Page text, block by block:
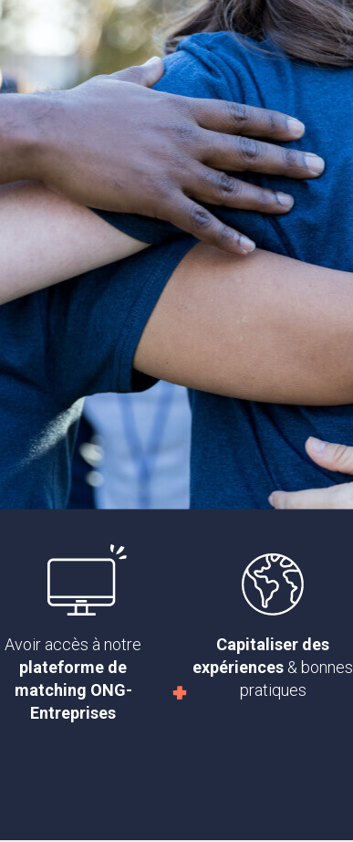
Avoir accès à notre
plateforme de
matching ONG-
Entreprises
Capitaliser des
expériences & bonnes
pratiques